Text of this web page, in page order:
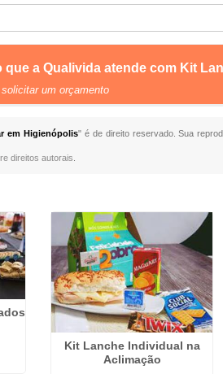
que a Qualivida atende com Kit
um orçamento
em Higienópolis" é de direito reservado. Sua
direitos autorais
Kit Lanche Individual na
Aclimação